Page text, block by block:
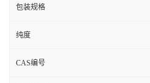
包装规格
纯度
CAS编号